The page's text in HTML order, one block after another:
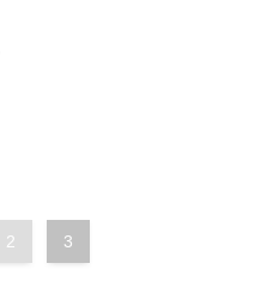
2 3